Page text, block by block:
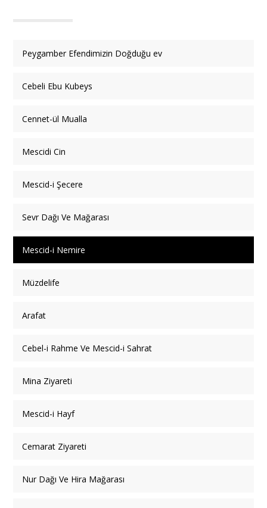
Peygamber Efendimizin Doğduğu ev
Cebeli Ebu Kubeys
Cennet-ül Mualla
Mescidi Cin
Mescid-i Şecere
Sevr Dağı Ve Mağarası
Mescid-i Nemire
Müzdelife
Arafat
Cebel-i Rahme Ve Mescid-i Sahrat
Mina Ziyareti
Mescid-i Hayf
Cemarat Ziyareti
Nur Dağı Ve Hira Mağarası